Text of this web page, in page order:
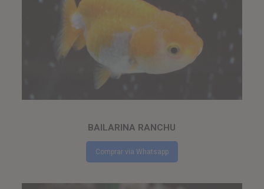
BAILARINA RANCHU
Comprar via Whatsapp